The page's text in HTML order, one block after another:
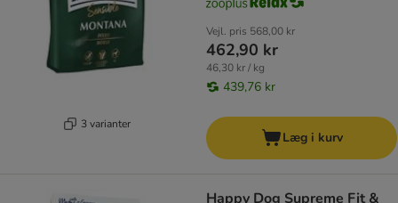
3 varianter
Vejl. pris 568,00 kr
462,90 kr
46,30 kr / kg
439,76 kr
Læg i kurv
Happy Dog Supreme Fit &